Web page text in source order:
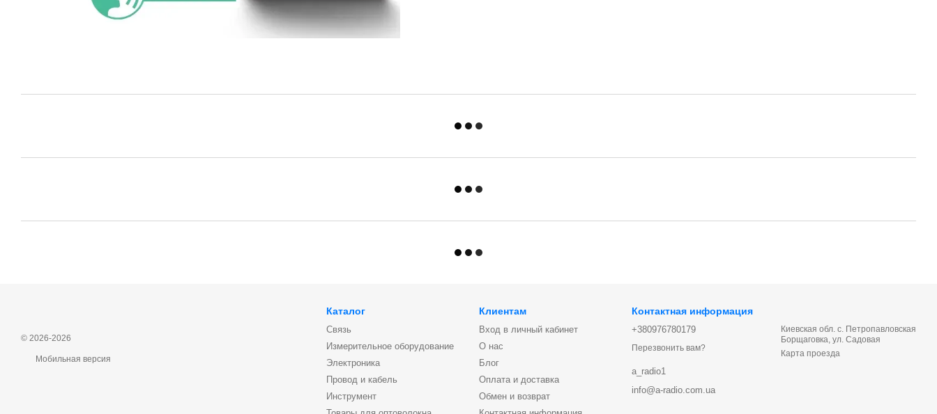
© 2026-2026
Мобильная версия
Каталог
Связь
Измерительное оборудование
Электроника
Провод и кабель
Инструмент
Клиентам
Вход в личный кабинет
О нас
Блог
Оплата и доставка
Обмен и возврат
Контактная информация
+380976780179
Перезвонить вам?
a_radio1
info@a-radio.com.ua
Киевская обл. с. Петропавловская
Борщаговка, ул. Садовая
Карта проезда